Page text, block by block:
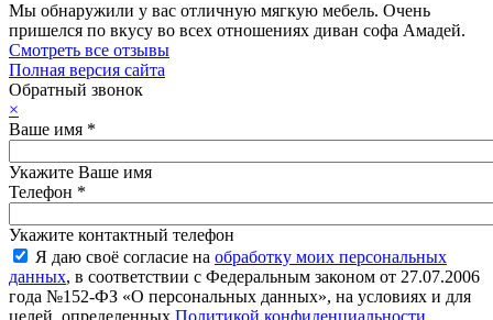
Мы обнаружили у вас отличную мягкую мебель. Очень
пришелся по вкусу во всех отношениях диван софа Амадей.
Смотреть все отзывы
Полная версия сайта
Обратный звонок
×
Ваше имя *
Укажите Ваше имя
Телефон *
Укажите контактный телефон
Я даю своё согласие на обработку моих персональных
данных, в соответствии с Федеральным законом от 27.07.2006
года №152-ФЗ «О персональных данных», на условиях и для
целей, определенных Политикой конфиденциальности